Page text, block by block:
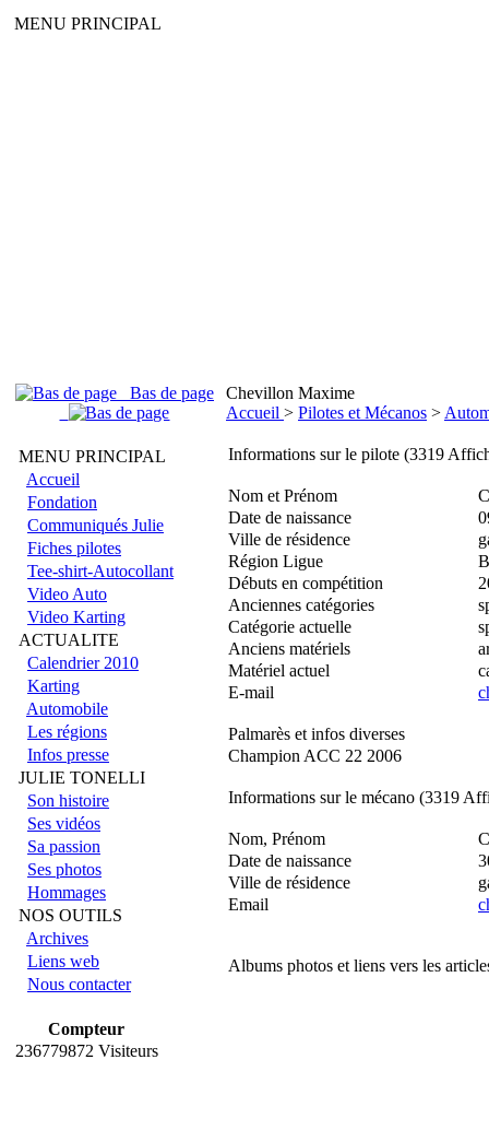
MENU PRINCIPAL
Bas de page
MENU PRINCIPAL
Accueil
Fondation
Communiqués Julie
Fiches pilotes
Tee-shirt-Autocollant
Video Auto
Video Karting
ACTUALITE
Calendrier 2010
Karting
Automobile
Les régions
Infos presse
JULIE TONELLI
Son histoire
Ses vidéos
Sa passion
Ses photos
Hommages
NOS OUTILS
Archives
Liens web
Nous contacter
Compteur
236779872 Visiteurs
Chevillon Maxime
Accueil > Pilotes et Mécanos >
Informations sur le pilote (3319
Nom et Prénom
Date de naissance
Ville de résidence
Région Ligue
Débuts en compétition
Anciennes catégories
Catégorie actuelle
Anciens matériels
Matériel actuel
E-mail
Palmarès et infos diverses
Champion ACC 22 2006
Informations sur le mécano (3319
Nom, Prénom
Date de naissance
Ville de résidence
Email
Albums photos et liens vers les